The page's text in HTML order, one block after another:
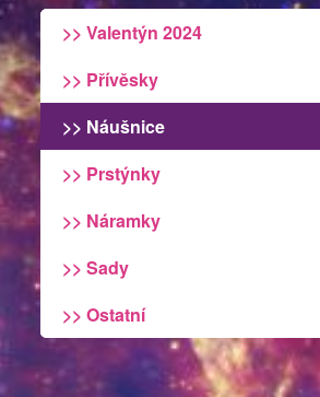
>> Valentýn 2024
>> Přívěsky
>> Náušnice
>> Prstýnky
>> Náramky
>> Sady
>> Ostatní